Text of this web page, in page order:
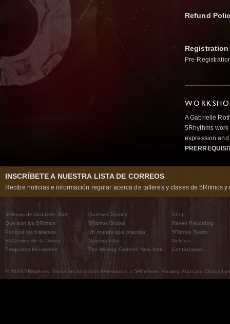
Refund
Pre-
A Gabrielle
5Rhythms
expression
INSCRÍBETE A NUESTRA LISTA DE CORREOS
Recibe noticias e información regular acerca de talleres y clases de 5Ritmos y
5Ritmos de Gabrielle Roth
Qué son los 5Ritmos
Por qué los bailamos
El Camino de la Danza
Preguntas frecuentes
Quiénes Somos
5Ritmos Global
Un mundo que practica
Nuestra tribu
The Moving Center® New York
Shop
Raven Recording
5Ritmos Teatro
Noticias
Contáctanos
© 2026 5Rhythms. Todos los derechos reservados. | 5Rhythms, Flowing Staccato Chaos